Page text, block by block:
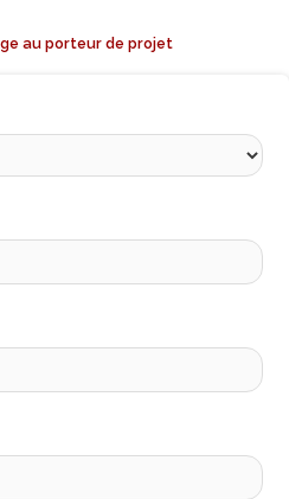
au porteur de projet